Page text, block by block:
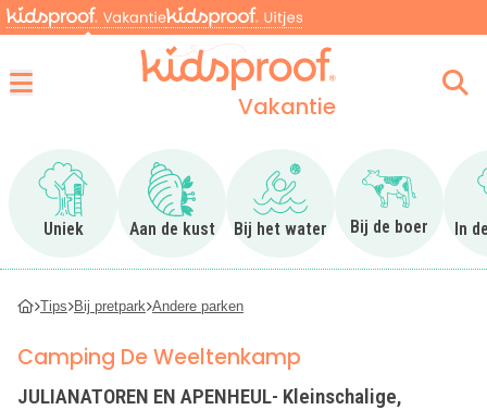
Vakantie
Uniek
Ga naar Uniek
Aan de kust
Ga naar Aan de kust
Bij het water
Ga naar Bij het water
Bij de boer
Ga naar Bij
In
Tips Bij pretpark Andere parken
Camping De Weeltenkamp
JULIANATOREN EN APENHEUL- Kleinschalige,